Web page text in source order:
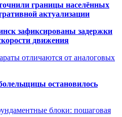
границы населённых
актуализации
зафиксированы задержки
движения
отличаются от аналоговых
остановилось
блоки: пошаговая